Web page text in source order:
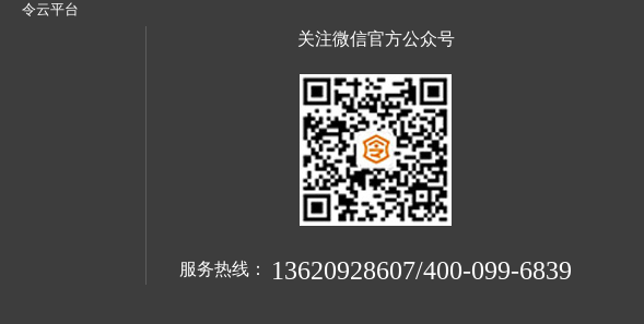
令云平台
关注微信官方公众号
服务热线： 13620928607/400-099-6839